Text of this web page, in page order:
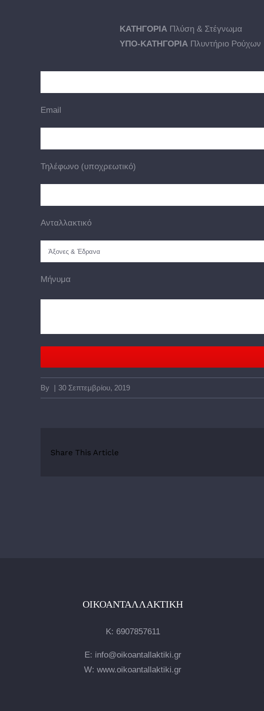
ΚΑΤΗΓΟΡΙΑ Πλύση & Στέγνωμα
ΥΠΟ-ΚΑΤΗΓΟΡΙΑ Πλυντήριο Ρούχων
Email
Τηλέφωνο (υποχρεωτικό)
Ανταλλακτικό
Μήνυμα
By 30 Σεπτεμβρίου, 2019
Share This Article
ΟΙΚΟΑΝΤΑΛΛΑΚΤΙΚΉ
Κ: 6907857611
E: info@oikoantallaktiki.gr
W: www.oikoantallaktiki.gr